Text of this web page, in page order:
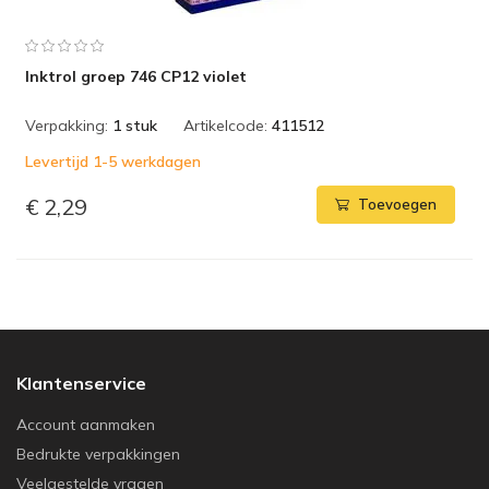
Inktrol groep 746 CP12 violet
Verpakking: 1 stuk Artikelcode: 411512
Levertijd 1-5 werkdagen
€ 2,29 Toevoegen
Klantenservice
Account aanmaken
Bedrukte verpakkingen
Veelgestelde vragen